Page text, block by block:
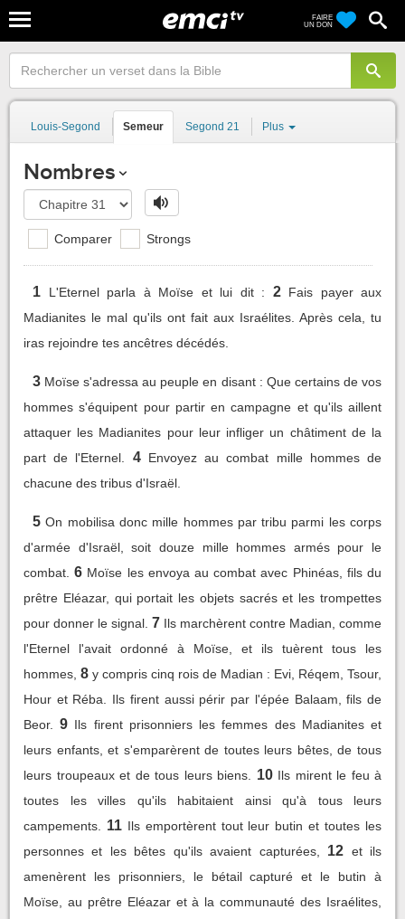
FAIRE
UN DON
Louis-Segond Semeur Segond 21 Plus
Nombres
Comparer Strongs
1 L'Eternel parla à Moïse et lui dit : 2 Fais payer aux
Madianites le mal qu'ils ont fait aux Israélites. Après cela, tu
iras rejoindre tes ancêtres décédés.
3 Moïse s'adressa au peuple en disant : Que certains de vos
hommes s'équipent pour partir en campagne et qu'ils aillent
attaquer les Madianites pour leur infliger un châtiment de la
part de l'Eternel.
4 Envoyez au combat mille hommes de
chacune des tribus d'Israël.
5 On mobilisa donc mille hommes par tribu parmi les corps
d'armée d'Israël, soit douze mille hommes armés pour le
combat. 6 Moïse les envoya au combat avec Phinéas, fils du
prêtre Eléazar, qui portait les objets sacrés et les trompettes
pour donner le signal. 7 Ils marchèrent contre Madian, comme
l'Eternel l'avait ordonné à Moïse, et ils tuèrent tous les
hommes, 8 y compris cinq rois de Madian : Evi, Réqem, Tsour,
Hour et Réba. Ils firent aussi périr par l'épée Balaam, fils de
Beor.
9 Ils firent prisonniers les femmes des Madianites et
leurs enfants, et s'emparèrent de toutes leurs bêtes, de tous
leurs troupeaux et de tous leurs biens.
10 Ils mirent le feu à
toutes les villes qu'ils habitaient ainsi qu'à tous leurs
campements.
11 Ils emportèrent tout leur butin et toutes les
personnes et les bêtes qu'ils avaient capturées,
12 et ils
amenèrent les prisonniers, le bétail capturé et le butin à
Moïse, au prêtre Eléazar et à la communauté des Israélites,